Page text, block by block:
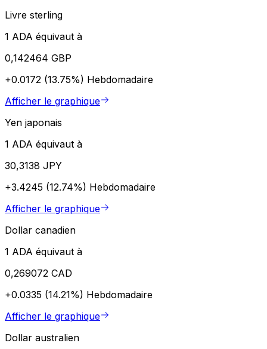
Livre sterling
1 ADA équivaut à
0,142464 GBP
+0.0172 (13.75%) Hebdomadaire
Afficher le graphique
Yen japonais
1 ADA équivaut à
30,3138 JPY
+3.4245 (12.74%) Hebdomadaire
Afficher le graphique
Dollar canadien
1 ADA équivaut à
0,269072 CAD
+0.0335 (14.21%) Hebdomadaire
Afficher le graphique
Dollar australien